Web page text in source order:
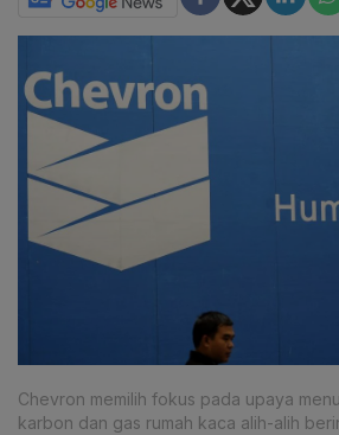
Chevron memilih fokus pada upaya
karbon dan gas rumah kaca alih-alih